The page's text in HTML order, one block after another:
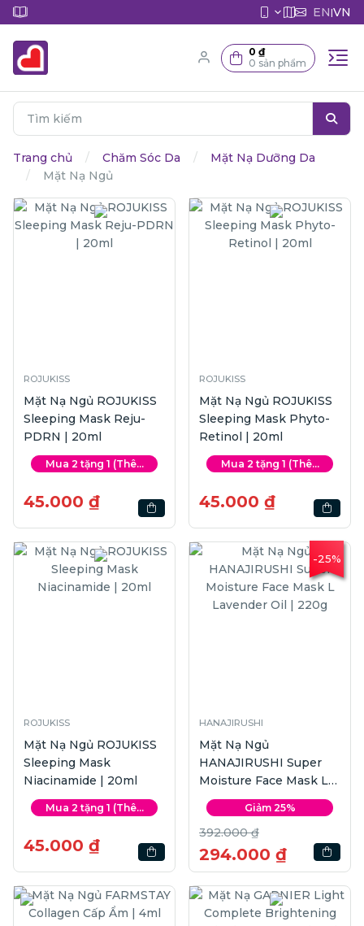
EN|VN
0 ₫
0 sản phẩm
Trang chủ Chăm Sóc Da
Mặt Nạ Dưỡng Da
Mặt Nạ Ngủ
ROJUKISS
Mặt Nạ Ngủ ROJUKISS
Sleeping Mask Reju-
PDRN | 20ml
Mua 2 tặng 1 (Thê...
45.000 ₫
ROJUKISS
Mặt Nạ Ngủ ROJUKISS
Sleeping Mask Phyto-
Retinol | 20ml
Mua 2 tặng 1 (Thê...
45.000 ₫
ROJUKISS
Mặt Nạ Ngủ ROJUKISS
Sleeping Mask
Niacinamide | 20ml
Mua 2 tặng 1 (Thê...
45.000 ₫
-25%
HANAJIRUSHI
Mặt Nạ Ngủ
HANAJIRUSHI Super
Moisture Face Mask L
Lavender Oil | 220g
Giảm 25%
392.000 ₫
294.000 ₫